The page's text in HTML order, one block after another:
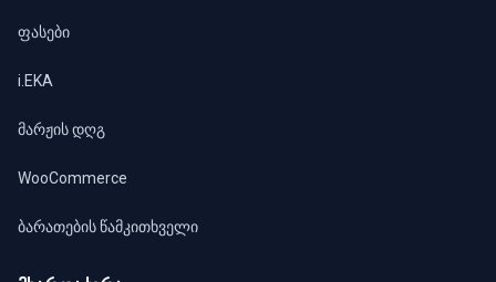
ფასები
i.EKA
მარჟის დღგ
WooCommerce
ბარათების წამკითხველი